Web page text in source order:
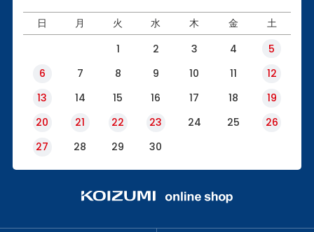
日 月 火 水 木 金 土
1 2 3 4
5
6
7 8 9 10 11
12
13
14 15 16 17 18
19
20
21 22 23 24 25
26
27
28 29 30